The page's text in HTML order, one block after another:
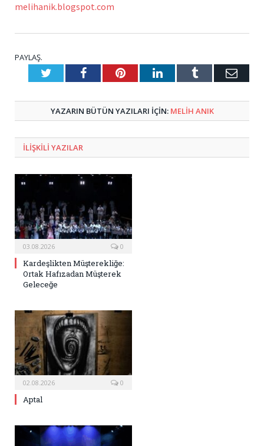
melihanik.blogspot.com
PAYLAŞ.
TwitterFacebookPinterestLinkedInTumblr E-
YAZARIN BÜTÜN YAZILARI IÇIN: MELIH ANIK
ILIŞKILI YAZILAR
03.08.2026 0
Kardeşlikten Müşterekliğe:
Ortak Hafızadan Müşterek
Geleceğe
02.08.2026 0
Aptal